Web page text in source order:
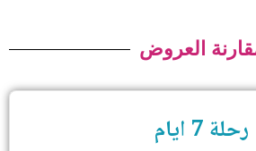
العروض
رحلة 7 ايام